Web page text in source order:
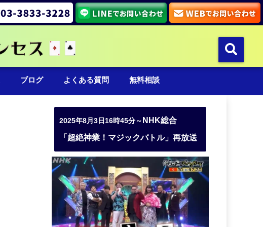
ブログ よくある質問 無料相談
2025年8月3日16時45分～ NHK総合
「超絶神業！マジックバトル」再放送